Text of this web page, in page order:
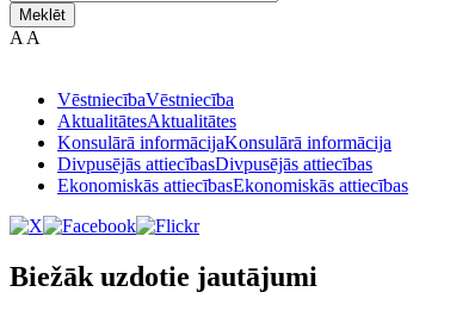
Meklēt
A A
VēstniecībaVēstniecība
AktualitātesAktualitātes
Konsulārā informācijaKonsulārā informācija
Divpusējās attiecībasDivpusējās attiecības
Ekonomiskās attiecībasEkonomiskās attiecības
Biežāk uzdotie jautājumi